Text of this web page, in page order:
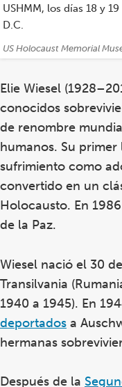
USHMM, los días 18 y
D.C.
Créditos:
US Holocaust Memorial
Elie Wiesel
conocidos
de renombre
humanos. Su primer
sufrimiento como
convertido en un
Holocausto. En
de la Paz.
Wiesel nació el 30
Transilvania
1940 a 1945). En
deportados a
hermanas
Después de la